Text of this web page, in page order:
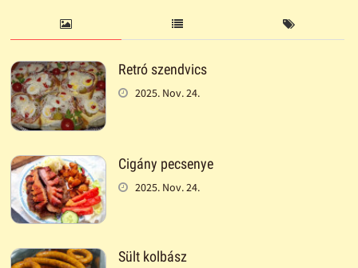
Retró szendvics
2025. Nov. 24.
Cigány pecsenye
2025. Nov. 24.
Sült kolbász